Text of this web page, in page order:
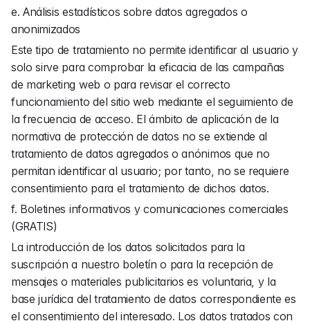
e. Análisis estadísticos sobre datos agregados o
anonimizados
Este tipo de tratamiento no permite identificar al usuario y
solo sirve para comprobar la eficacia de las campañas
de marketing web o para revisar el correcto
funcionamiento del sitio web mediante el seguimiento de
la frecuencia de acceso. El ámbito de aplicación de la
normativa de protección de datos no se extiende al
tratamiento de datos agregados o anónimos que no
permitan identificar al usuario; por tanto, no se requiere
consentimiento para el tratamiento de dichos datos.
f. Boletines informativos y comunicaciones comerciales
(GRATIS)
La introducción de los datos solicitados para la
suscripción a nuestro boletín o para la recepción de
mensajes o materiales publicitarios es voluntaria, y la
base jurídica del tratamiento de datos correspondiente es
el consentimiento del interesado. Los datos tratados con